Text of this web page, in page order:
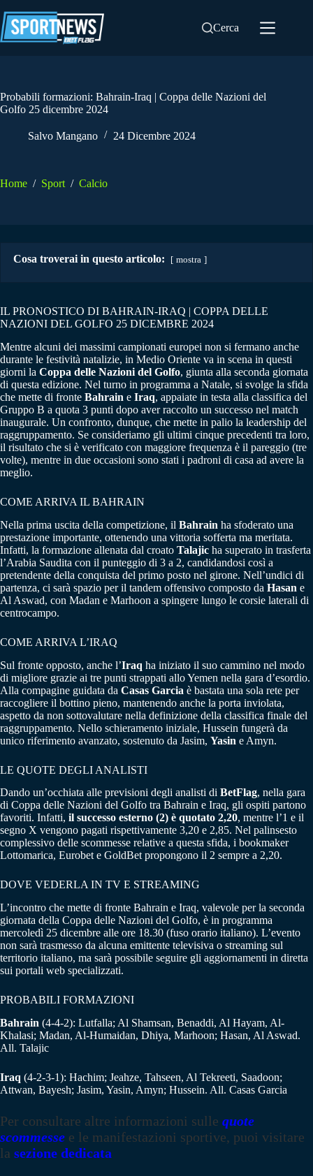
al
contenuto
Cerca
Probabili formazioni: Bahrain-Iraq | Coppa delle Nazioni del
Golfo 25 dicembre 2024
Salvo Mangano 24 Dicembre 2024
Home / Sport / Calcio
Cosa troverai in questo articolo: mostra
IL PRONOSTICO DI BAHRAIN-IRAQ | COPPA DELLE
NAZIONI DEL GOLFO 25 DICEMBRE 2024
Mentre alcuni dei massimi campionati europei non si fermano anche
durante le festività natalizie, in Medio Oriente va in scena in questi
giorni la Coppa delle Nazioni del Golfo, giunta alla seconda giornata
di questa edizione. Nel turno in programma a Natale, si svolge la sfida
che mette di fronte Bahrain e Iraq, appaiate in testa alla classifica del
Gruppo B a quota 3 punti dopo aver raccolto un successo nel match
inaugurale. Un confronto, dunque, che mette in palio la leadership del
raggruppamento. Se consideriamo gli ultimi cinque precedenti tra loro,
il risultato che si è verificato con maggiore frequenza è il pareggio (tre
volte), mentre in due occasioni sono stati i padroni di casa ad avere la
meglio.
COME ARRIVA IL BAHRAIN
Nella prima uscita della competizione, il Bahrain ha sfoderato una
prestazione importante, ottenendo una vittoria sofferta ma meritata.
Infatti, la formazione allenata dal croato Talajic ha superato in trasferta
l’Arabia Saudita con il punteggio di 3 a 2, candidandosi così a
pretendente della conquista del primo posto nel girone. Nell’undici di
partenza, ci sarà spazio per il tandem offensivo composto da Hasan e
Al Aswad, con Madan e Marhoon a spingere lungo le corsie laterali di
centrocampo.
COME ARRIVA L’IRAQ
Sul fronte opposto, anche l’Iraq ha iniziato il suo cammino nel modo
di migliore grazie ai tre punti strappati allo Yemen nella gara d’esordio.
Alla compagine guidata da Casas Garcia è bastata una sola rete per
raccogliere il bottino pieno, mantenendo anche la porta inviolata,
aspetto da non sottovalutare nella definizione della classifica finale del
raggruppamento. Nello schieramento iniziale, Hussein fungerà da
unico riferimento avanzato, sostenuto da Jasim, Yasin e Amyn.
LE QUOTE DEGLI ANALISTI
Dando un’occhiata alle previsioni degli analisti di BetFlag, nella gara
di Coppa delle Nazioni del Golfo tra Bahrain e Iraq, gli ospiti partono
favoriti. Infatti, il successo esterno (2) è quotato 2,20, mentre l’1 e il
segno X vengono pagati rispettivamente 3,20 e 2,85. Nel palinsesto
complessivo delle scommesse relative a questa sfida, i bookmaker
Lottomarica, Eurobet e GoldBet propongono il 2 sempre a 2,20.
DOVE VEDERLA IN TV E STREAMING
L’incontro che mette di fronte Bahrain e Iraq, valevole per la seconda
giornata della Coppa delle Nazioni del Golfo, è in programma
mercoledì 25 dicembre alle ore 18.30 (fuso orario italiano). L’evento
non sarà trasmesso da alcuna emittente televisiva o streaming sul
territorio italiano, ma sarà possibile seguire gli aggiornamenti in diretta
sui portali web specializzati.
PROBABILI FORMAZIONI
Bahrain (4-4-2): Lutfalla; Al Shamsan, Benaddi, Al Hayam, Al-
Khalasi; Madan, Al-Humaidan, Dhiya, Marhoon; Hasan, Al Aswad.
All. Talajic
Iraq (4-2-3-1): Hachim; Jeahze, Tahseen, Al Tekreeti, Saadoon;
Attwan, Bayesh; Jasim, Yasin, Amyn; Hussein. All. Casas Garcia
Per consultare altre informazioni sulle quote
scommesse e le manifestazioni sportive, puoi visitare
la sezione dedicata